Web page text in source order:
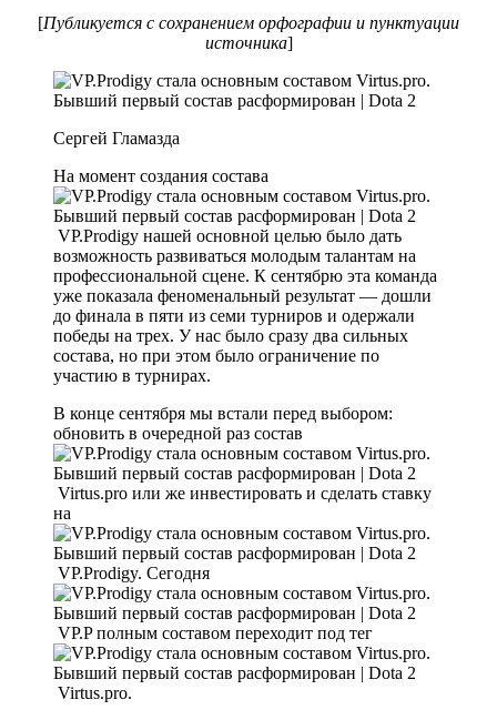
[Публикуется с сохранением орфографии и пунктуации
источника]
Сергей Гламазда
На момент создания состава
VP.Prodigy нашей основной целью было дать
возможность развиваться молодым талантам на
профессиональной сцене. К сентябрю эта команда
уже показала феноменальный результат — дошли
до финала в пяти из семи турниров и одержали
победы на трех. У нас было сразу два сильных
состава, но при этом было ограничение по
участию в турнирах.
В конце сентября мы встали перед выбором:
обновить в очередной раз состав
Virtus.pro или же инвестировать и сделать ставку
на
VP.Prodigy. Сегодня
VP.P полным составом переходит под тег
Virtus.pro.